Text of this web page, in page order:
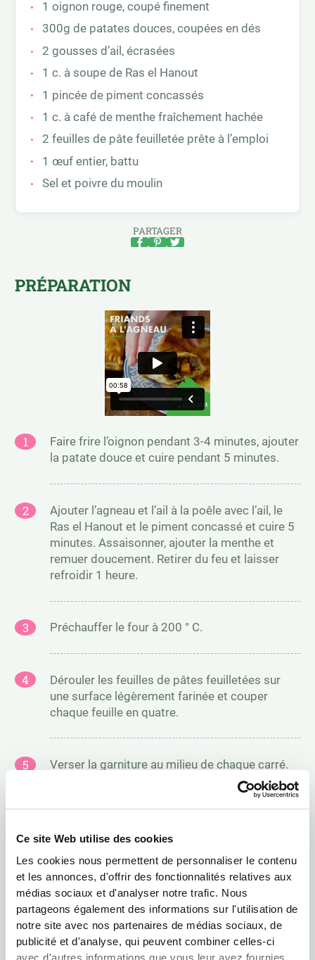
Ce site Web utilise des cookies
Les cookies nous permettent de personnaliser le contenu
et les annonces, d'offrir des fonctionnalités relatives aux
médias sociaux et d'analyser notre trafic. Nous
partageons également des informations sur l'utilisation de
notre site avec nos partenaires de médias sociaux, de
publicité et d'analyse, qui peuvent combiner celles-ci
avec d'autres informations que vous leur avez fournies
1 oignon rouge, coupé finement
300g de patates douces, coupées en dés
2 gousses d’ail, écrasées
1 c. à soupe de Ras el Hanout
1 pincée de piment concassés
1 c. à café de menthe fraîchement hachée
2 feuilles de pâte feuilletée prête à l’emploi
1 œuf entier, battu
Sel et poivre du moulin
PARTAGER
PRÉPARATION
Faire frire l’oignon pendant 3-4 minutes, ajouter
la patate douce et cuire pendant 5 minutes.
Ajouter l’agneau et l’ail à la poêle avec l’ail, le
Ras el Hanout et le piment concassé et cuire 5
minutes. Assaisonner, ajouter la menthe et
remuer doucement. Retirer du feu et laisser
refroidir 1 heure.
Préchauffer le four à 200 ° C.
Dérouler les feuilles de pâtes feuilletées sur
une surface légèrement farinée et couper
chaque feuille en quatre.
Verser la garniture au milieu de chaque carré.
Badigeonner les bords de la pâte avec l’œuf et
replier, puis presser pour sceller avec une
fourchette en métal.
Badigeonner avec l’œuf et faire un petit trou au
centre de chaque pâte pour permettre à la
vapeur de s’échapper. Enfourner pour 12 à 15
minutes de cuisson.